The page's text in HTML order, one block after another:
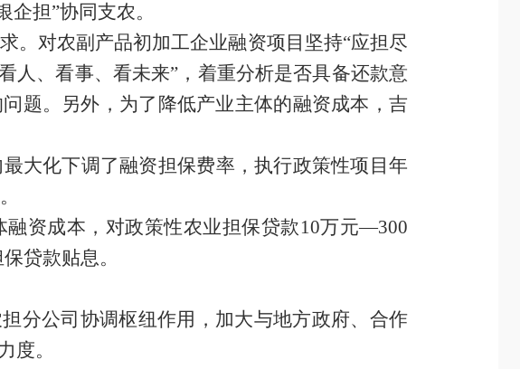
企担”协同支农。
。 对农副产品初加工企业融资项目坚持“应担尽
人、看事、看未来”，着重分析是否具备还款意
题。另外，为了降低产业主体的融资成本，吉
大化下调了融资担保费率，执行政策性项目年
资成本， 对政策性农业担保贷款10万元—300
保贷款贴息。
分公司 协调枢纽作用，加大与地方政府、 合作
度。